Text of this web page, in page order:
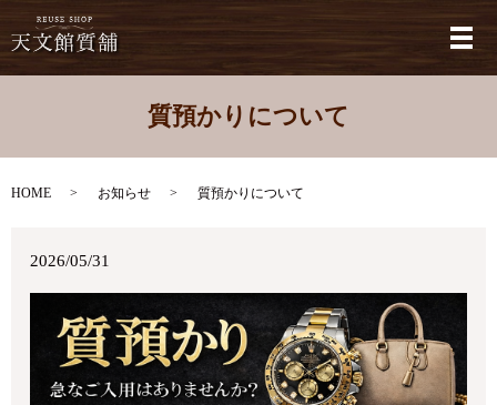
メ
質預かりについて
HOME お知らせ 質預かりについて
2026/05/31